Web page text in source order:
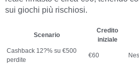
sui giochi più rischiosi.
Scenario
Credito
iniziale
Cashback 12?% su €500
perdite
€60